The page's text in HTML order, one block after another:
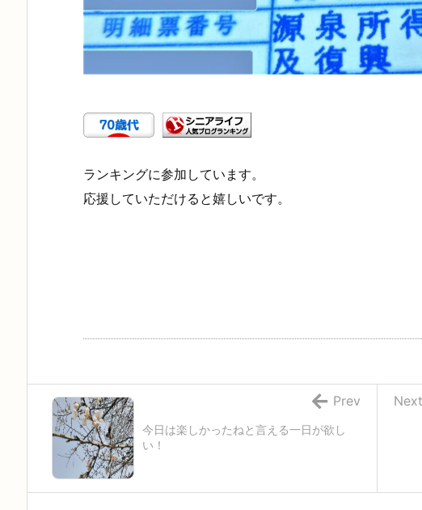
ランキングに参加しています。
応援していただけると嬉しいです。
Next
今日は楽しかったねと言える一日が欲し
い！
Prev